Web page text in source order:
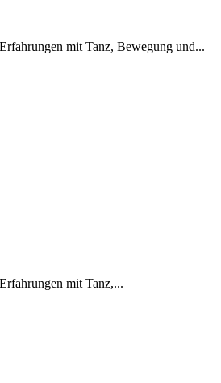
mit Tanz, Bewegung und...
mit Tanz,...